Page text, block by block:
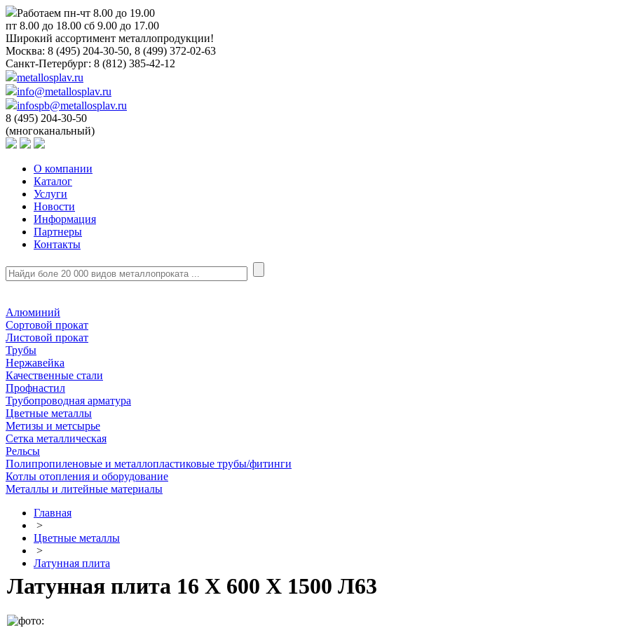
Работаем пн-чт 8.00 до 19.00
пт 8.00 до 18.00 сб 9.00 до 17.00
Широкий ассортимент металлопродукции!
Москва: 8 (495) 204-30-50, 8 (499) 372-02-63
Санкт-Петербург: 8 (812) 385-42-12
metallosplav.ru
info@metallosplav.ru
infospb@metallosplav.ru
8 (495) 204-30-50
(многоканальный)
О компании
Каталог
Услуги
Новости
Информация
Партнеры
Контакты
Алюминий
Сортовой прокат
Листовой прокат
Трубы
Нержавейка
Качественные стали
Профнастил
Трубопроводная арматура
Цветные металлы
Метизы и метсырье
Сетка металлическая
Рельсы
Полипропиленовые и металлопластиковые трубы/фитинги
Котлы отопления и оборудование
Металлы и литейные материалы
Главная
>
Цветные металлы
>
Латунная плита
Латунная плита 16 Х 600 Х 1500 Л63